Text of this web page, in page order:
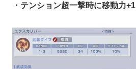
・テンション超一撃時に移動力+1